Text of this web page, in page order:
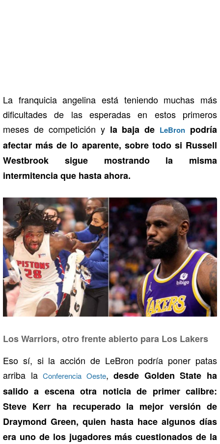
La franquicia angelina está teniendo muchas más
dificultades de las esperadas en estos primeros
meses de competición y la baja de LeBron podría
afectar más de lo aparente, sobre todo si Russell
Westbrook sigue mostrando la misma
intermitencia que hasta ahora.
Los Warriors, otro frente abierto para Los Lakers
Eso sí, si la acción de LeBron podría poner patas
arriba laConferencia Oeste,desde Golden State ha
salido a escena otra noticia de primer calibre:
Steve Kerr ha recuperado la mejor versión de
Draymond Green, quien hasta hace algunos días
era uno de los jugadores más cuestionados de la